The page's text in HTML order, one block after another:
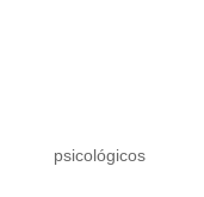
psicológicos